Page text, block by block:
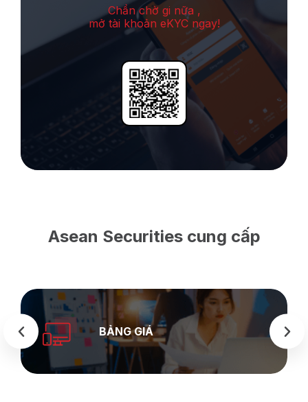
Chần chờ gi nữa ,
mở tài khoản eKYC ngay!
Asean Securities cung cấp
SEASTOCK
WEB